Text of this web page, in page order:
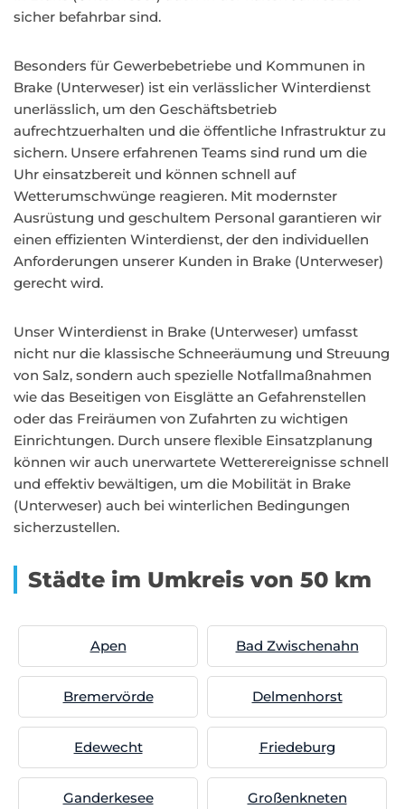
sicher befahrbar sind.
Besonders für Gewerbebetriebe und Kommunen in
Brake (Unterweser) ist ein verlässlicher Winterdienst
unerlässlich, um den Geschäftsbetrieb
aufrechtzuerhalten und die öffentliche Infrastruktur zu
sichern. Unsere erfahrenen Teams sind rund um die
Uhr einsatzbereit und können schnell auf
Wetterumschwünge reagieren. Mit modernster
Ausrüstung und geschultem Personal garantieren wir
einen effizienten Winterdienst, der den individuellen
Anforderungen unserer Kunden in Brake (Unterweser)
gerecht wird.
Unser Winterdienst in Brake (Unterweser) umfasst
nicht nur die klassische Schneeräumung und Streuung
von Salz, sondern auch spezielle Notfallmaßnahmen
wie das Beseitigen von Eisglätte an Gefahrenstellen
oder das Freiräumen von Zufahrten zu wichtigen
Einrichtungen. Durch unsere flexible Einsatzplanung
können wir auch unerwartete Wetterereignisse schnell
und effektiv bewältigen, um die Mobilität in Brake
(Unterweser) auch bei winterlichen Bedingungen
sicherzustellen.
Städte im Umkreis von 50 km
Apen Bad Zwischenahn
Bremervörde Delmenhorst
Edewecht Friedeburg
Ganderkesee Großenkneten